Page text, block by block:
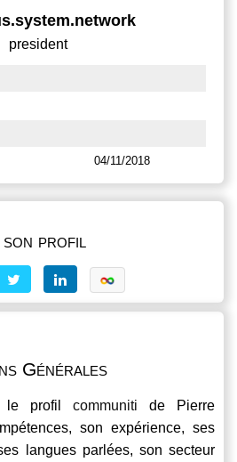
president
04/11/2018
profil
Générales
le profil communiti de Pierre
son expérience, ses
langues parlées, son secteur